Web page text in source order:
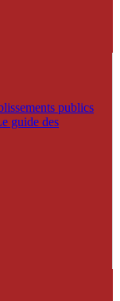
publics
guide des